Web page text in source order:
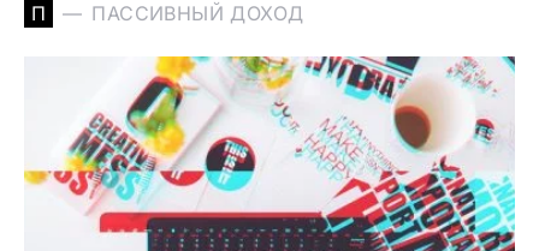
П ПАССИВНЫЙ ДОХОД